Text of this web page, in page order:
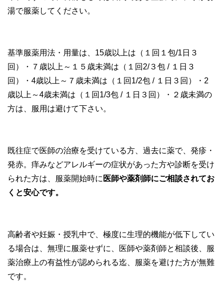
湯で服薬してください。
基準服薬用法・用量は、15歳以上は（１回１包/1日３
回）・７歳以上～１５歳未満は（１回2/３包 / １日３
回）・4歳以上～７歳未満は（１回1/2包 / １日３回）・2
歳以上～4歳未満は（１回1/3包 / １日３回）・２歳未満の
方は、服用は避けて下さい。
既往症で医師の治療を受けている方、過去に薬で、発疹・
発赤。痒みなどアレルギーの症状があった方や診断を受け
られた方は、服薬開始時に 医師や薬剤師にご相談されてお
くと安心です。
高齢者や妊娠・授乳中で、極度に生理的機能が低下してい
る場合は、無理に服薬せずに、医師や薬剤師と相談後、服
薬治療上の有益性が認められる迄、服薬を避けた方が無難
です。